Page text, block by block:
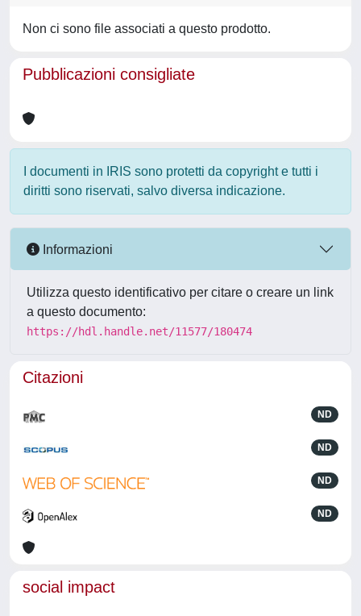
Non ci sono file associati a questo prodotto.
Pubblicazioni consigliate
I documenti in IRIS sono protetti da copyright e tutti i
diritti sono riservati, salvo diversa indicazione.
Informazioni
Utilizza questo identificativo per citare o creare un link
a questo documento:
https://hdl.handle.net/11577/180474
Citazioni
ND
ND
ND
ND
social impact